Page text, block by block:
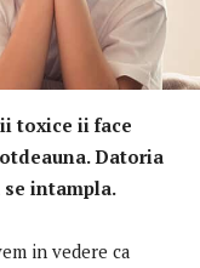
toxice ii face
Datoria
se intampla.
in vedere ca